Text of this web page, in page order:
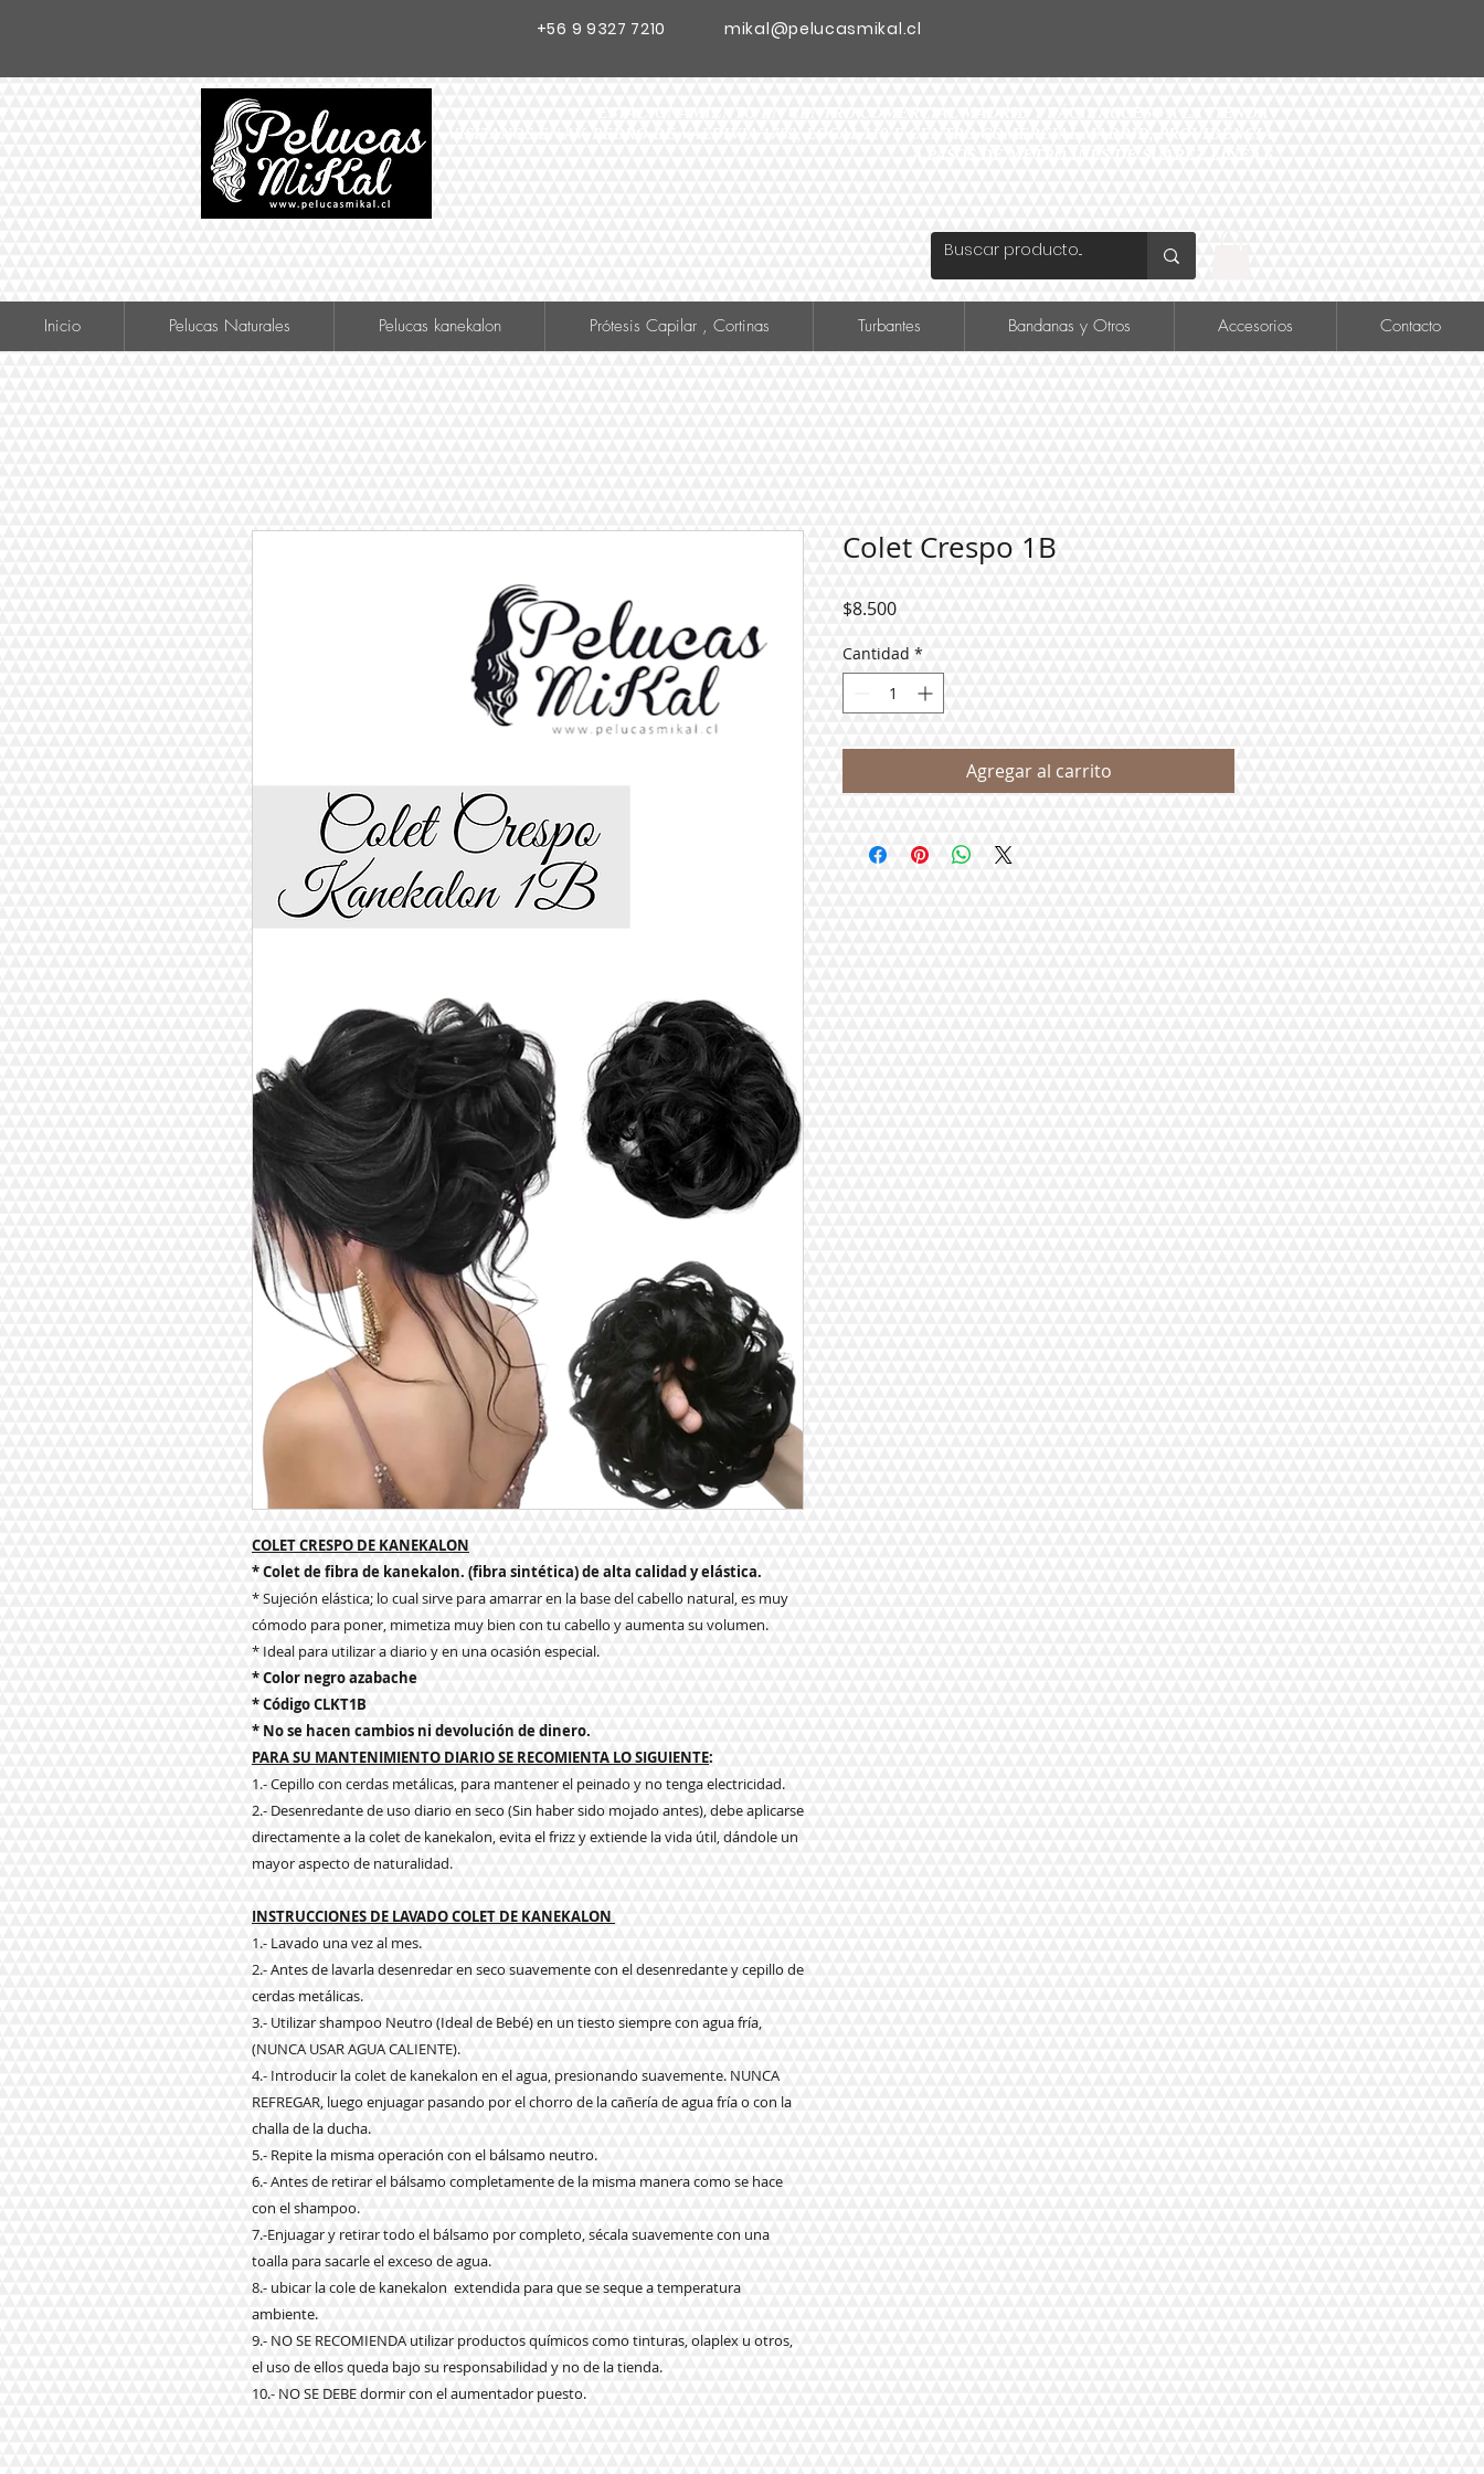
+56 9 9327 7210 mikal@pelucasmikal.cl
Inicio Pelucas Naturales Pelucas kanekalon Prótesis Capilar , Cortinas Turbantes Bandanas y Otros Accesorios Contacto
COLET CRESPO DE KANEKALON
* Colet de fibra de kanekalon. (fibra sintética) de alta calidad y elástica.
* Sujeción elástica; lo cual sirve para amarrar en la base del cabello natural, es muy
cómodo para poner, mimetiza muy bien con tu cabello y aumenta su volumen.
* Ideal para utilizar a diario y en una ocasión especial.
* Color negro azabache
* Código CLKT1B
* No se hacen cambios ni devolución de dinero.
PARA SU MANTENIMIENTO DIARIO SE RECOMIENTA LO SIGUIENTE:
1.- Cepillo con cerdas metálicas, para mantener el peinado y no tenga electricidad.
2.- Desenredante de uso diario en seco (Sin haber sido mojado antes), debe aplicarse
directamente a la colet de kanekalon, evita el frizz y extiende la vida útil, dándole un
mayor aspecto de naturalidad.
INSTRUCCIONES DE LAVADO COLET DE KANEKALON
1.- Lavado una vez al mes.
2.- Antes de lavarla desenredar en seco suavemente con el desenredante y cepillo de
cerdas metálicas.
3.- Utilizar shampoo Neutro (Ideal de Bebé) en un tiesto siempre con agua fría,
(NUNCA USAR AGUA CALIENTE).
4.- Introducir la colet de kanekalon en el agua, presionando suavemente. NUNCA
REFREGAR, luego enjuagar pasando por el chorro de la cañería de agua fría o con la
challa de la ducha.
5.- Repite la misma operación con el bálsamo neutro.
6.- Antes de retirar el bálsamo completamente de la misma manera como se hace
con el shampoo.
7.-Enjuagar y retirar todo el bálsamo por completo, sécala suavemente con una
toalla para sacarle el exceso de agua.
8.- ubicar la cole de kanekalon extendida para que se seque a temperatura
ambiente.
9.- NO SE RECOMIENDA utilizar productos químicos como tinturas, olaplex u otros,
el uso de ellos queda bajo su responsabilidad y no de la tienda.
10.- NO SE DEBE dormir con el aumentador puesto.
Colet Crespo 1B
$8.500Precio
Cantidad *
Agregar al carrito